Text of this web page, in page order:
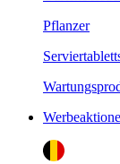
Pflanzer